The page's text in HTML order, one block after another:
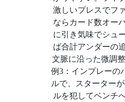
激しいプレスでフ
ならカード数オー
に引き気味でシュ
ば合計アンダーの
文脈に沿った微調
例3：インプレーの
ルで、スターター
ルを犯してベンチ